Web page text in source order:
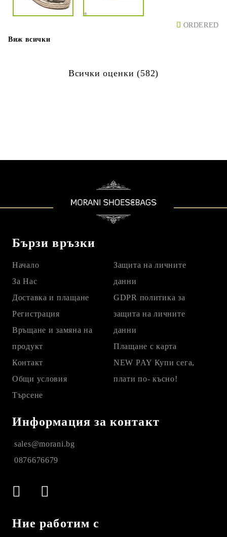
ORDERED
ORDERED
Виж всички
Всички оценки (582)
Бързи връзки
Начало
За Нас
Доставка и плащане
Регистрация
Връщане и замяна на
продукт
Контакт
Общи условия
Търсене
Защита на личните
данни
GDPR политика за
защита на личните
данни
Плащане с карта
NEW PAY Купи сега,
плати по- късно!
Информация за контакт
sales@morani.bg
0876676679
Ние работим с